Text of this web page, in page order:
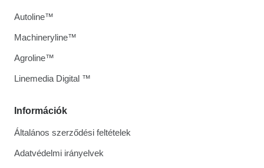
Információk
Általános szerződési feltételek
Adatvédelmi irányelvek
Autoline™
Machineryline™
Agroline™
Linemedia Digital ™